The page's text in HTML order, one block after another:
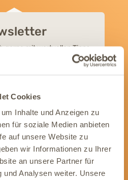
Cookies
Inhalte und Anzeigen zu
für soziale Medien anbieten
auf unsere Website zu
wir Informationen zu Ihrer
an unsere Partner für
und Analysen weiter. Unsere
gerne mit wertvollen Tipps
um die Gesundheit Deines
abonnieren
Community